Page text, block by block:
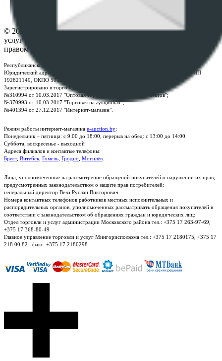
© 2026 Республиканское унитарное предприятие по оказанию
услуг "БелЮрОбеспечение" - Все права защищены авторским
правом
Республиканское унитарное предприятие по оказанию услуг "БелЮрОбеспечение"
Юридический адрес: г. Минск, пр-т. Дзержинского, 1Б, e-mail:
, УНП
192821149, ОКПО 500111895000
Зарегистрировано в торговом реестре Республики Беларусь:
№310994 от 10.03.2017 "Оптовая торговля без торговых объектов";
№370993 от 10.03.2017 "Торговля на аукционах";
№401394 от 27.12.2017 "Интернет-магазин".
Режим работы интернет-магазина e-auction.by:
Понедельник – пятница: с 9:00 до 18:00, перерыв на обед: с 13:00 до 14:00
Суббота, воскресенье - выходной
Адреса филиалов и контактые телефоны:
Брест, Витебск Гомель Гродно Могилёв
Лица, уполномоченные на рассмотрение обращений покупателей о нарушении их прав,
предусмотренных законодательством о защите прав потребителей:
генеральный директор Веко Руслан Викторович.
Номера контактных телефонов работников местных исполнительных и
распорядительных органов, уполномоченных рассматривать обращения покупателей в
соответствии с законодательством об обращениях граждан и юридических лиц:
Отдел торговли и услуг администрации Московского района тел.: +375 17 263-97-69,
+375 17 368-80-49
Главное управление торговли и услуг Мингорисполкома тел.: +375 17 2180175, +375 17
218 00 82 , факс: +375 17 2180298